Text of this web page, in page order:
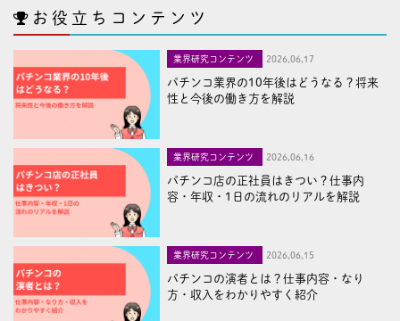
お役立ちコンテンツ
業界研究コンテンツ 2026,06,17
パチンコ業界の10年後はどうなる？将来
性と今後の働き方を解説
業界研究コンテンツ 2026,06,16
パチンコ店の正社員はきつい？仕事内
容・年収・1日の流れのリアルを解説
業界研究コンテンツ 2026,06,15
パチンコの演者とは？仕事内容・なり
方・収入をわかりやすく紹介